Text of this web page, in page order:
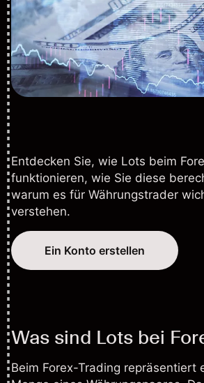
Entdecken Sie, wie Lots beim
funktionieren, wie Sie diese
warum es für Währungstrader
verstehen.
Ein Konto erstellen
Was sind Lots bei
Beim Forex-Trading repräsentiert